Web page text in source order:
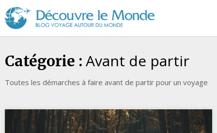
Monde
Catégorie : Avant de partir
Toutes les démarches à faire avant de partir pour un voyage